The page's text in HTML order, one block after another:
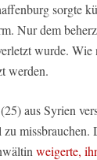
sorgte
Nur dem
wurde.
werden.
aus Syrien
weigerte,